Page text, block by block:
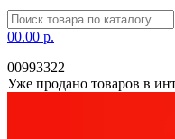
00.00 р.
00993322
Уже продано товаров в